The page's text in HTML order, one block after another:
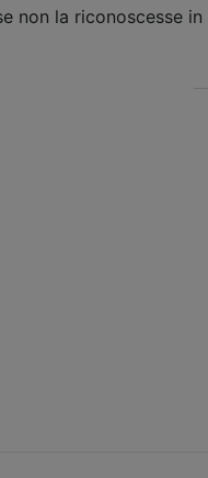
non la riconoscesse in